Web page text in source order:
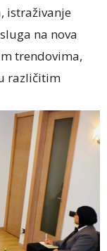
istraživanje
na nova
trendovima,
različitim